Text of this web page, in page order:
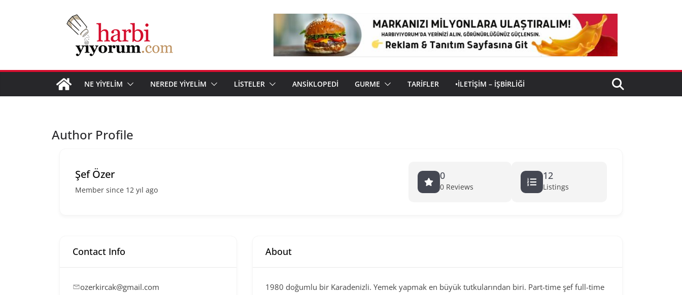
NE YİYELİM NEREDE YİYELİM LİSTELER ANSİKLOPEDİ GURME TARİFLER •İLETIŞIM – İŞBIRLIĞI
Author Profile
Şef Özer
Member since 12 yıl ago
0
0 Reviews
12
Listings
Contact Info
ozerkircak@gmail.com
About
1980 doğumlu bir Karadenizli. Yemek yapmak en büyük tutkularından biri. Part-time şef full-time